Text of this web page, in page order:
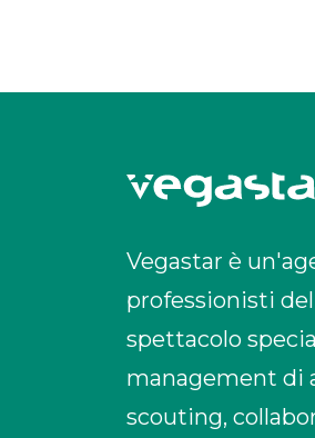
Vegastar è
professionisti
spettacolo
management di
scouting,